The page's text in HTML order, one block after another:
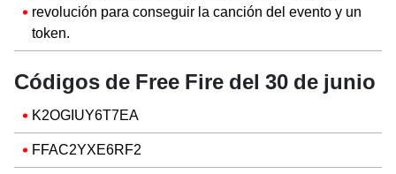
revolución para conseguir la canción del evento y un
token.
Códigos de Free Fire del 30 de junio
K2OGIUY6T7EA
FFAC2YXE6RF2